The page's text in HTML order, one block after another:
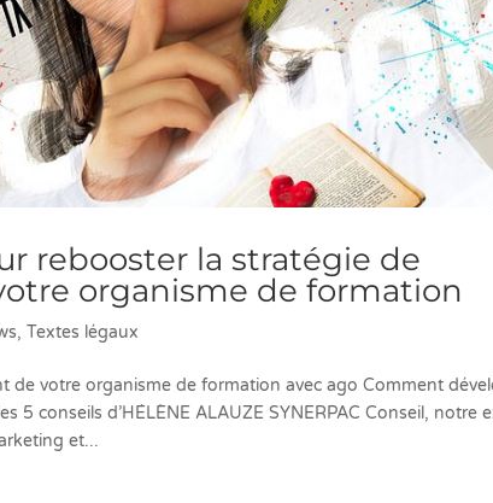
rebooster la stratégie de
organisme de formation
,Textes légaux
de votre organisme de formation avec ago Comment
5 conseils d’HÉLÈNE ALAUZE SYNERPAC Conseil, notre
et...